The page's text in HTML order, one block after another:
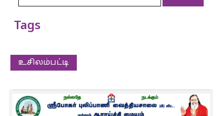
Tags
உசிலம்பட்டி